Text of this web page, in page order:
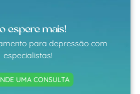
espere mais!
para depressão com
especialistas!
UMA CONSULTA